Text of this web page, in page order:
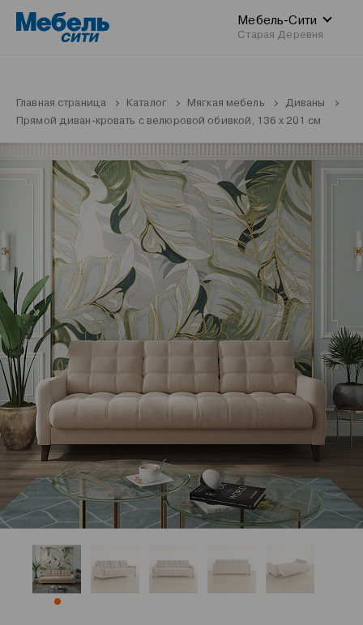
Мебель-Сити
Старая Деревня
Главная страница Каталог Мягкая мебель
Диваны
Прямой диван-кровать с велюровой обивкой, 136 x 201 см